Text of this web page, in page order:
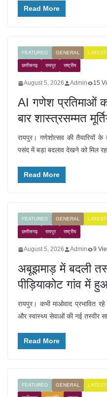
Read More
FEATURED GENERAL LATEST
छत्तीसगढ़ रायपुर राष्ट्रीय
August 5, 2026 Admin 15
AI गणेश प्रतिमाओं
बार शास्त्रसम्मत
रायपुर। गणेशोत्सव की तैयारियों
पसंद में बड़ा बदलाव देखने को मिल
Read More
FEATURED GENERAL LATEST
छत्तीसगढ़ रायपुर राष्ट्रीय
August 5, 2026 Admin 9
अबूझमाड़ में बदली
पीड़ियाकोट गांव में
रायपुर। कभी माओवाद प्रभावित
और स्वास्थ्य सेवाओं की नई तस्वीर
Read More
FEATURED GENERAL LATEST